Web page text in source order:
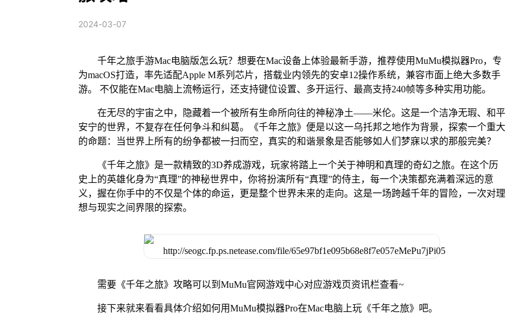
2024-03-07
千年之旅手游Mac电脑版怎么玩？想要在Mac设备上体验最新手游，推荐使用MuMu模拟器Pro，专
为macOS打造，率先适配Apple M系列芯片，搭载业内领先的安卓12操作系统，兼容市面上绝大多数手
游。 不仅能在Mac电脑上流畅运行，还支持键位设置、多开运行、最高支持240帧等多种实用功能。
在无尽的宇宙之中，隐藏着一个被所有生命所向往的神秘净土——米伦。这是一个洁净无瑕、和平
安宁的世界，不复存在任何争斗和纠葛。《千年之旅》便是以这一乌托邦之地作为背景，探索一个重大
的命题：当世界上所有的纷争都被一扫而空，真实的和谐景象是否能够如人们梦寐以求的那般完美？
《千年之旅》是一款精致的3D养成游戏，玩家将踏上一个关于神明和真理的奇幻之旅。在这个历
史上的英雄化身为“真理”的神秘世界中，你将扮演所有“真理”的侍主，每一个决策都充满着深远的意
义，握在你手中的不仅是个体的命运，更是整个世界未来的走向。这是一场跨越千年的冒险，一次对理
想与现实之间界限的探索。
需要《千年之旅》攻略可以到MuMu官网游戏中心对应游戏页资讯栏查看~
接下来就来看看具体介绍如何用MuMu模拟器Pro在Mac电脑上玩《千年之旅》吧。